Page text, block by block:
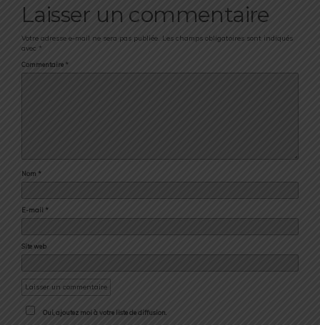
Laisser un commentaire
Votre adresse e-mail ne sera pas publiée. Les champs obligatoires sont indiqués
avec *
Commentaire *
Nom *
E-mail *
Site web
Oui, ajoutez moi à votre liste de diffusion.